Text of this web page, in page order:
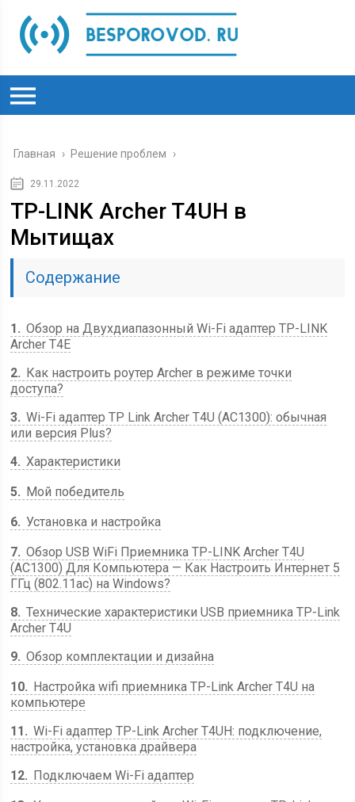
Главная › Решение проблем ›
29.11.2022
TP-LINK Archer T4UH в
Мытищах
Содержание
1
Обзор на Двухдиапазонный Wi-Fi адаптер TP-LINK
Archer T4E
2
Как настроить роутер Archer в режиме точки
доступа?
3 Wi-Fi адаптер TP Link Archer T4U (AC1300): обычная
или версия Plus?
4 Характеристики
5
Мой победитель
6 Установка и настройка
7 Обзор USB WiFi Приемника TP-LINK Archer T4U
(AC1300) Для Компьютера — Как Настроить Интернет 5
ГГц (802.11ac) на Windows?
8 Технические характеристики USB приемника TP-Link
Archer T4U
9 Обзор комплектации и дизайна
10
Настройка wifi приемника TP-Link Archer T4U на
компьютере
11
Wi-Fi адаптер TP-Link Archer T4UH: подключение,
настройка, установка драйвера
12
Подключаем Wi-Fi адаптер